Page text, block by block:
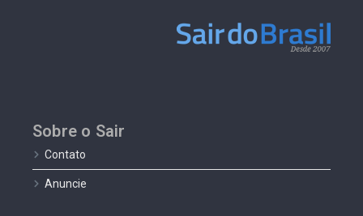
Sobre o Sair
Contato
Anuncie